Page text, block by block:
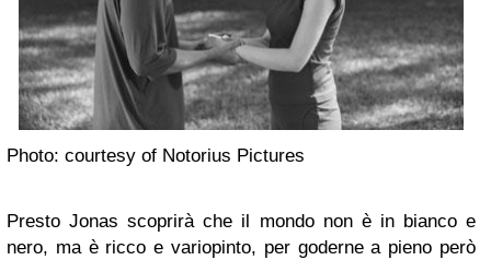
Photo: courtesy of Notorius Pictures
Presto Jonas scoprirà che il mondo non è in bianco e
nero, ma è ricco e variopinto, per goderne a pieno però